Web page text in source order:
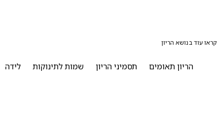
עוד בנושא הריון
הריון תאומים תסמיני הריון שמות לתינוקות לידה